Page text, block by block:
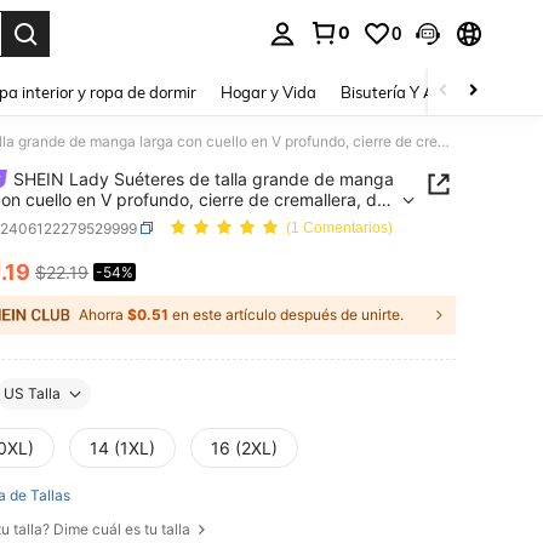
0 0
interior y ropa de dormir Hogar y Vida Bisutería Y Accesorios
SHEIN Lady Suéteres de talla grande de manga larga con cuello en V profundo, cierre de cremallera, de vintage, de trabajo, elegante y modesto, de color beige champán, de producto nuevo, para otoño e invierno
SHEIN Lady Suéteres de talla grande de manga
cuello en V profundo, cierre de cremallera, de
de trabajo, elegante y modesto, de color beige
de producto nuevo, para otoño e invierno
(1 Comentarios)
AND AVAILABILITY
.19 $22.19 -54%
Ahorra $0.51 en este artículo después de unirte.
US Talla
14 (1XL) 16 (2XL)
de Tallas
talla? Dime cuál es tu talla